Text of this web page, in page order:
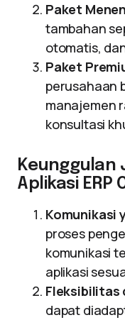
Paket
tambahan
otomatis,
Paket
perusahaan
manajemen
konsultasi
Keunggulan
Aplikasi ERP
Komunikasi
proses
komunikasi
aplikasi
Fleksibilitas
dapat